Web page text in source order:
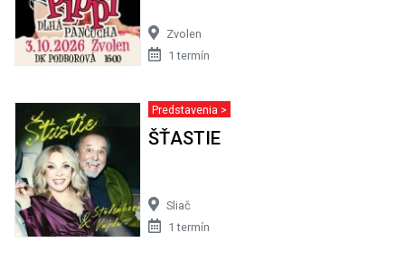
Zvolen
1 termín
Predstavenia >
ŠŤASTIE
Sliač
1 termín